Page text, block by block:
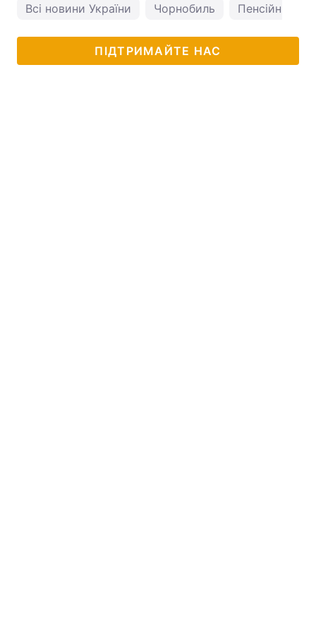
Всі новини України Чорнобиль Пенсійний
ПІДТРИМАЙТЕ НАС